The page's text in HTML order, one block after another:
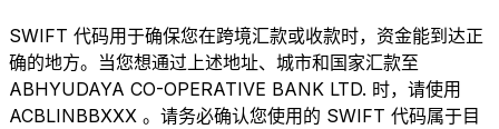
SWIFT 代码用于确保您在跨境汇款或收款时，资金能到达正
确的地方。当您想通过上述地址、城市和国家汇款至
ABHYUDAYA CO-OPERATIVE BANK LTD. 时，请使用
ACBLINBBXXX 。请务必确认您使用的 SWIFT 代码属于目